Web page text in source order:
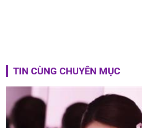
TIN CÙNG CHUYÊN MỤC